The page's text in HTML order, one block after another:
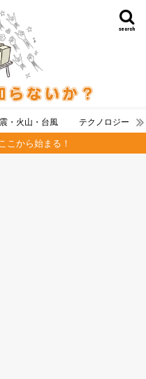
search
・火山・台風 テクノロジー
こから始まる！